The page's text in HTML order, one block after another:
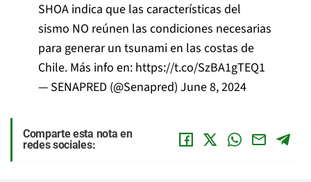
SHOA indica que las características del
sismo NO reúnen las condiciones necesarias
para generar un tsunami en las costas de
Chile. Más info en: https://t.co/SzBA1gTEQ1
— SENAPRED (@Senapred) June 8, 2024
Comparte esta nota en
redes sociales: